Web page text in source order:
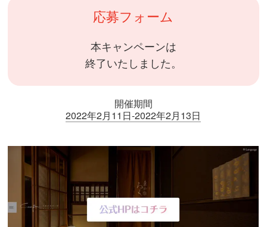
応募フォーム
本キャンペーンは
終了いたしました。
開催期間
2022年2月11日-2022年2月13日